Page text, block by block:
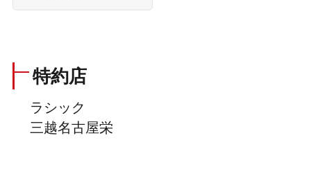
特約店
ラシック
三越名古屋栄